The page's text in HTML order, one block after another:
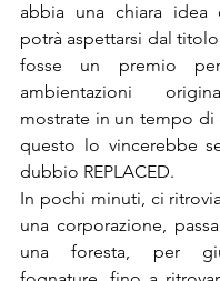
abbia una chiara
potrà aspettarsi dal
fosse un premio
ambientazioni
mostrate in un tempo
questo lo vincerebbe
dubbio REPLACED.
In pochi minuti, ci
una corporazione,
una foresta, per